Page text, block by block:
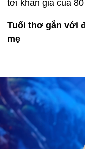
tới khán giả của
Tuổi thơ gắn với
mẹ